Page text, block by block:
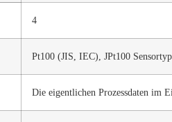
4
Pt100 (JIS, IEC), JPt100
Die eigentlichen Prozessdaten im